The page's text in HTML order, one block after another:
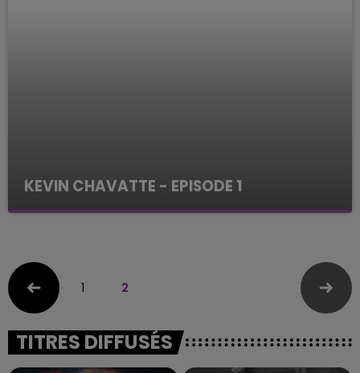
KEVIN CHAVATTE - EPISODE 1
ENQUETES
1 2
TITRES DIFFUSÉS